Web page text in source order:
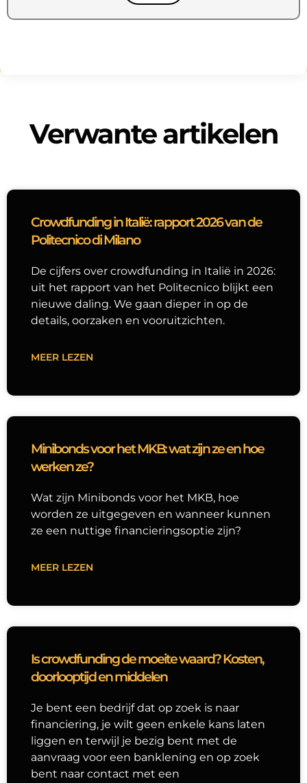
Verwante artikelen
Crowdfunding in Italië: rapport 2026 van de
Politecnico di Milano
De cijfers over crowdfunding in Italië in 2026:
uit het rapport van het Politecnico blijkt een
nieuwe daling. We gaan dieper in op de
details, oorzaken en vooruitzichten.
MEER LEZEN
Minibonds voor het MKB: wat zijn ze en hoe
werken ze?
Wat zijn Minibonds voor het MKB, hoe
worden ze uitgegeven en wanneer kunnen
ze een nuttige financieringsoptie zijn?
MEER LEZEN
Is crowdfunding de moeite waard? Kosten,
doorlooptijd en middelen
Je bent een bedrijf dat op zoek is naar
financiering, je wilt geen enkele kans laten
liggen en terwijl je bezig bent met de
aanvraag voor een banklening en op zoek
bent naar contact met een